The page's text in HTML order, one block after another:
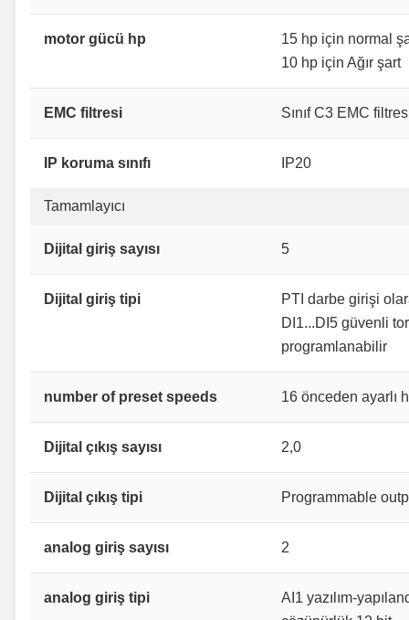
motor gücü hp
15 hp için normal
10 hp için Ağır şart
EMC filtresi Sınıf C3 EMC
IP koruma sınıfı IP20
Tamamlayıcı
Dijital giriş sayısı 5
Dijital giriş tipi
PTI darbe girişi
DI1...DI5 güvenli
programlanabilir
number of preset speeds 16 önceden ayarlı
Dijital çıkış sayısı 2,0
Dijital çıkış tipi Programmable
analog giriş sayısı 2
analog giriş tipi
AI1 yazılım-